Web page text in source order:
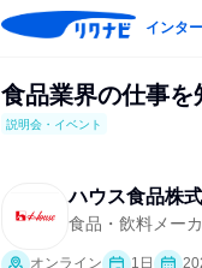
インタ
食品業界の仕事
説明会・イベント
ハウス食品株
食品・飲料メー
オンライン 1日